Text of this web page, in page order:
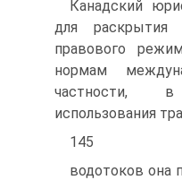
Канадский
для раскрытия
правового
нормам
частности,
использования
145
водотоков она